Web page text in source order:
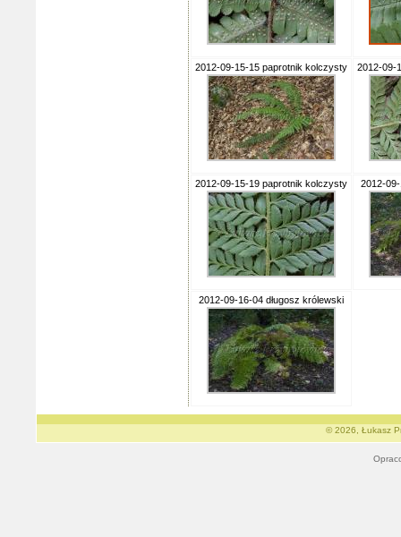
2012-09-15-15 paprotnik kolczysty 2012-09-
2012-09-15-19 paprotnik kolczysty 2012-
2012-09-16-04 długosz królewski
© 2026, Łukasz